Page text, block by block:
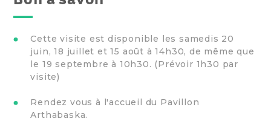
Cette visite est disponible les samedis 20
juin, 18 juillet et 15 août à 14h30, de même que
le 19 septembre à 10h30. (Prévoir 1h30 par
visite)
Rendez vous à l'accueil du Pavillon
Arthabaska.